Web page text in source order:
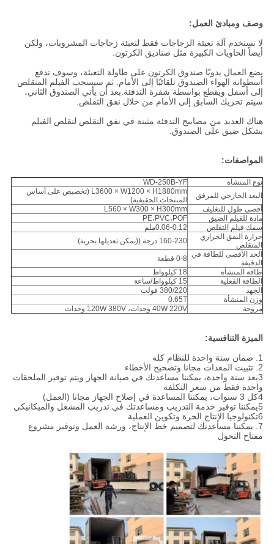
وصف ومبادئ العمل:
لا تستخدم آلة تعبئة الزجاجات فقط لتعبئة زجاجات المشروبات، ولكن
أيضاً الحاويات الكبيرة مثل صناديق الكرتون.
يضع العمال يدويًا صندوق الكرتون على طاولة التعبئة، وسوف تدفع
أسطوانة الهواء الصندوق تلقائيًا إلى الأمام. ثم سيسحب الفيلم المتقلص
إلى أسفل ويقطع بواسطة شفرة التدفئة.بعد أن يأتي الصندوق الثاني،
سيتم تحريك السابق إلى الأمام من خلال نفق التقلص.
هناك العديد من مصابيح التدفئة مثبتة في نفق التقلص لتقلص الفيلم
بشكل ضيق على الصندوق.
المواصفات:
نوع المنشأة
WD-250B-YF
البعد الخارجي للمرفق
L3600 × W1200 × H1880mm (تخصيص على أساس
المنتجات الحقيقية)
أقصى طول للتغليف
L560 × W300 × H300mm
مادة للفيلم الضيق
PE،PVC،POF
سمك فيلم التقلص
0.06-0.12ملم
حرارة النفق الحراري
المتقلص
160-230 درجة ((يمكن تعديلها بحرية)
الحد الأقصى للطاقة في
الدقيقة
0-8 قطعة
طاقة المنشأة
18 كيلوواط
الطاقة الفعلية
15 كيلوواط/ساعة
الجهد
380/220 فولت
وزن المنشأة
0.65T
مروحة
40W 220V وحدات، 120W 380V وحدات
الميزة التنافسية:
1. ضمان سنة واحدة للنظام كله
2. تثبيت المعدات مجانا وتصحيح الأخطاء
3بعد سنة واحدة، يمكننا مساعدتك في صيانة الجهاز ويتم توفير الملحقات
واحدة فقط من سعر التكلفة
4كل 3 سنوات، يمكننا المساعدة في إصلاح الجهاز مجانا (العمل)
5يمكننا توفير خدمة التدريب ومساعدتك في تدريب المشغل والميكانيكي
6تكنولوجيا الإنتاج الحرة وتكوين العملية
7. يمكننا مساعدتك لتصميم خط الإنتاج، ورشة العمل وتوفير مشروع
مفتاح التحول